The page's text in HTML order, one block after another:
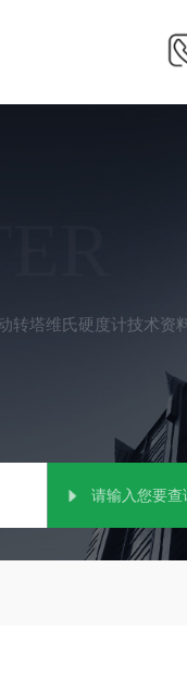
转塔维氏硬度计技术资